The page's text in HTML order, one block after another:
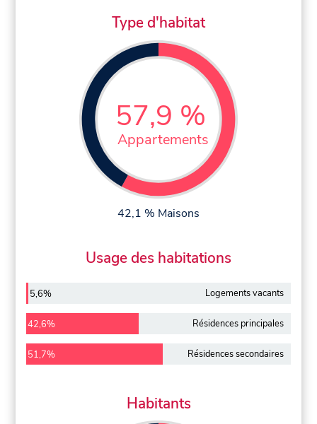
Type d'habitat
57,9 %
Appartements
42,1 % Maisons
Usage des habitations
5,6% Logements vacants
42,6% Résidences principales
51,7% Résidences secondaires
Habitants